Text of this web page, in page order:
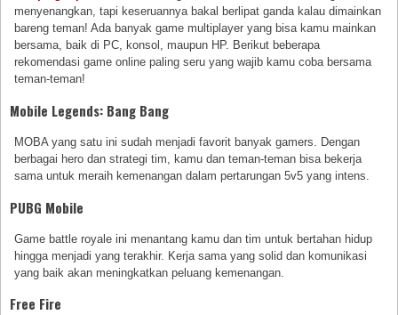
menyenangkan, tapi keseruannya bakal berlipat ganda kalau dimainkan
bareng teman! Ada banyak game multiplayer yang bisa kamu mainkan
bersama, baik di PC, konsol, maupun HP. Berikut beberapa
rekomendasi game online paling seru yang wajib kamu coba bersama
teman-teman!
Mobile Legends: Bang Bang
MOBA yang satu ini sudah menjadi favorit banyak gamers. Dengan
berbagai hero dan strategi tim, kamu dan teman-teman bisa bekerja
sama untuk meraih kemenangan dalam pertarungan 5v5 yang intens.
PUBG Mobile
Game battle royale ini menantang kamu dan tim untuk bertahan hidup
hingga menjadi yang terakhir. Kerja sama yang solid dan komunikasi
yang baik akan meningkatkan peluang kemenangan.
Free Fire